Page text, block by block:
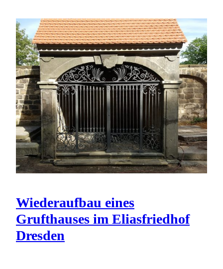
Wiederaufbau eines
Grufthauses im Eliasfriedhof
Dresden